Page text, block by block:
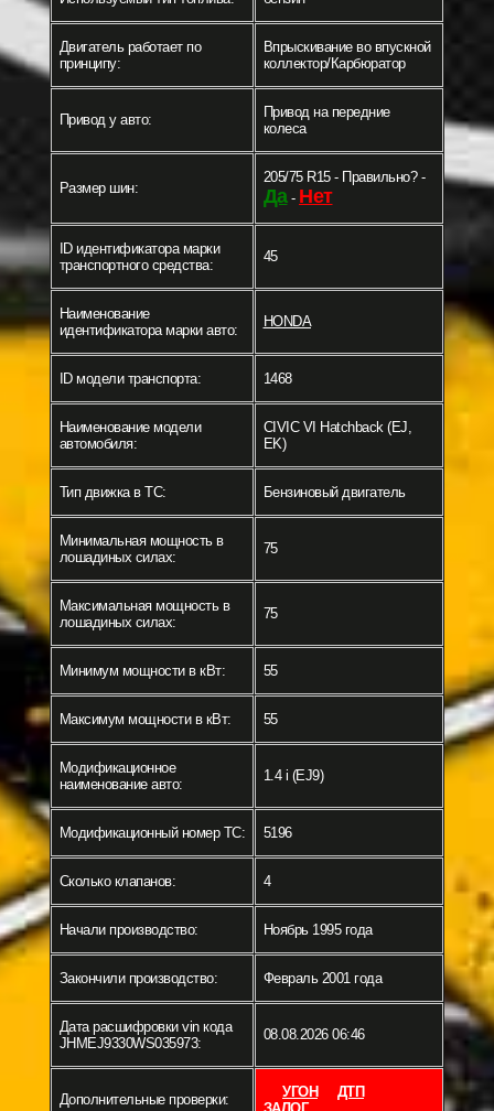
Двигатель работает по
принципу:
Впрыскивание во впускной
коллектор/Карбюратор
Привод у авто:
Привод на передние
колеса
Размер шин:
205/75 R15 - Правильно? -
Да- Нет
ID идентификатора марки
транспортного средства:
45
Наименование
идентификатора марки авто:
HONDA
ID модели транспорта: 1468
Наименование модели
автомобиля:
CIVIC VI Hatchback (EJ,
EK)
Тип движка в ТС: Бензиновый двигатель
Минимальная мощность в
лошадиных силах:
75
Максимальная мощность в
лошадиных силах:
75
Минимум мощности в кВт: 55
Максимум мощности в кВт: 55
Модификационное
наименование авто:
1.4 i (EJ9)
Модификационный номер ТС: 5196
Сколько клапанов: 4
Начали производство: Ноябрь 1995 года
Закончили производство: Февраль 2001 года
Дата расшифровки vin кода
JHMEJ9330WS035973:
08.08.2026 06:46
Дополнительные проверки: УГОН
ДТП